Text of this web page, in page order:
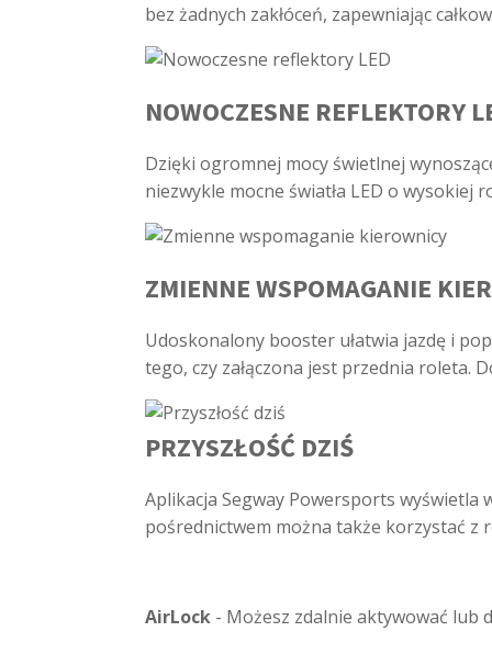
bez żadnych zakłóceń, zapewniając
NOWOCZESNE REFLEKTORY
Dzięki ogromnej mocy świetlnej
niezwykle mocne światła LED o wysokiej
ZMIENNE WSPOMAGANIE
Udoskonalony booster ułatwia jazdę i
tego, czy załączona jest przednia roleta.
PRZYSZŁOŚĆ DZIŚ
Aplikacja Segway Powersports wyświetla
pośrednictwem można także korzystać z
AirLock - Możesz zdalnie aktywować lub